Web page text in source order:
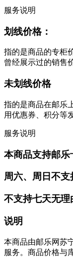
服务说明
划线价格：
指的是商品的专柜
曾经展示过的销售
未划线价格
指的是商品在邮乐
用优惠券、积分等
服务说明
本商品支持邮乐
周六、周日不支
不支持七天无理
说明
本商品由邮乐网苏
服务。商品价格与